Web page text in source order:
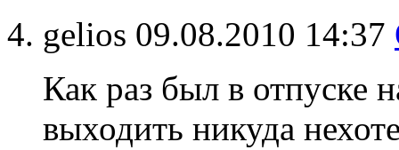
gelios 09.08.2010 14:37
Как раз был в отпуске
выходить никуда